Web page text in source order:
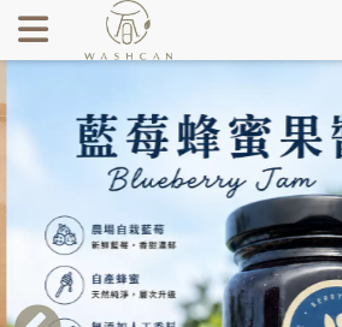
Washcan 瓦士肯｜台灣永續飯店織品